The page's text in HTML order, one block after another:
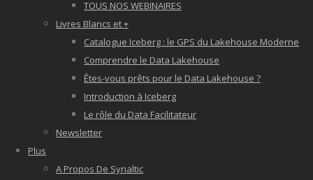
TOUS NOS WEBINAIRES
Livres Blancs et +
Catalogue Iceberg : le GPS du Lakehouse Moderne
Comprendre le Data Lakehouse
Êtes-vous prêts pour le Data Lakehouse ?
Introduction à Iceberg
Le rôle du Data Facilitateur
Newsletter
Plus
A Propos De Synaltic